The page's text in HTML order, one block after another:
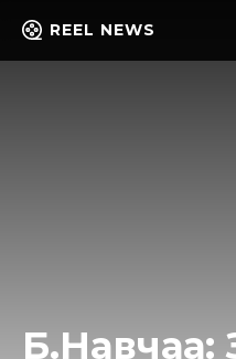
REEL NEWS
Б.Навчаа: